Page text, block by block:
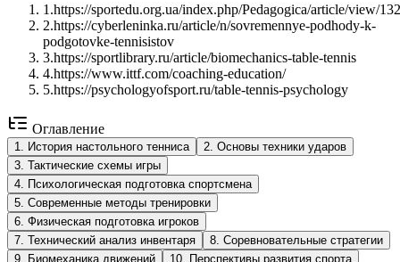
1 .https://sportedu.org.ua/index.php/Pedagogica/article/view/
2.https://cyberleninka.ru/article/n/sovremennye-podhody-k-
podgotovke-tennisistov
3.https://sportlibrary.ru/article/biomechanics-table-tennis
4.https://www.ittf.com/coaching-education/
5.https://psychologyofsport.ru/table-tennis-psychology
Оглавление
1 История настольного тенниса 2 Основы техники ударов
3 Тактические схемы игры
4
Психологическая подготовка спортсмена
5 Современные методы тренировки
6 Физическая подготовка игроков
7 Технический анализ инвентаря 8 Соревновательные стратегии
9
Биомеханика движений 10 Перспективы развития спорта